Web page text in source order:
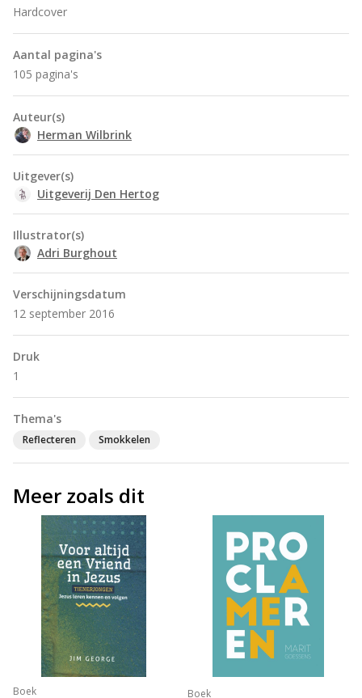
Hardcover
Aantal pagina's
105 pagina's
Auteur(s)
Herman Wilbrink
Uitgever(s)
Uitgeverij Den Hertog
Illustrator(s)
Adri Burghout
Verschijningsdatum
12 september 2016
Druk
1
Thema's
Reflecteren Smokkelen
Meer zoals dit
Boek Boek